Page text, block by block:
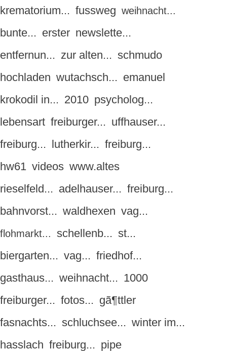
krematorium... fussweg weihnacht...
bunte... erster newslette...
entfernun... zur alten... schmudo
hochladen wutachsch... emanuel
krokodil in... 2010 psycholog...
lebensart freiburger... uffhauser...
freiburg... lutherkir... freiburg...
hw61 videos www.altes
rieselfeld... adelhauser... freiburg...
bahnvorst... waldhexen vag...
flohmarkt... schellenb... st...
biergarten... vag... friedhof...
gasthaus... weihnacht... 1000
freiburger... fotos... gã¶ttler
fasnachts... schluchsee... winter im...
hasslach freiburg... pipe